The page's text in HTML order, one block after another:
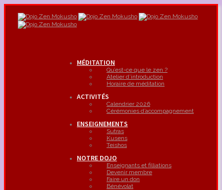
MÉDITATION
Qu’est-ce que le zen ?
Atelier d’introduction
Horaire de méditation
ACTIVITÉS
Calendrier 2026
Cérémonies d’accompagnement
ENSEIGNEMENTS
Sutras
Kusens
Teishos
NOTRE DOJO
Enseignants et filliations
Devenir membre
Faire un don
Bénévolat